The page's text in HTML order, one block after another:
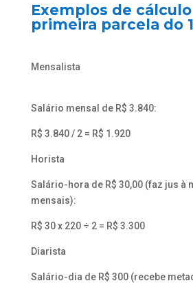
Exemplos de
primeira parcela do
Mensalista
Salário mensal de R$ 3.840:
R$ 3.840 / 2 = R$ 1.920
Horista
Salário-hora de R$ 30,00 (faz jus à
mensais):
R$ 30 x 220 ÷ 2 = R$ 3.300
Diarista
Salário-dia de R$ 300 (recebe